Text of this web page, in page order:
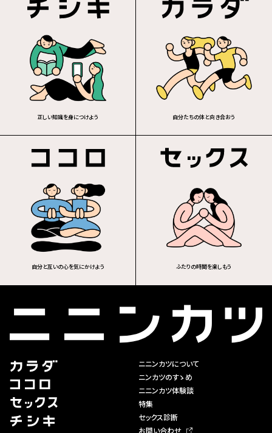
正しい知識を身につけよう 自分たちの体と向き合おう
自分と互いの心を気にかけよう ふたりの時間を楽しもう
ニニンカツについて
ニンカツのすゝめ
ニニンカツ体験談
特集
セックス診断
お問い合わせ